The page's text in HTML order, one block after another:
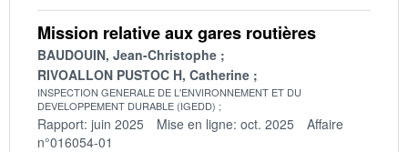
Mission relative aux gares routières
BAUDOUIN, Jean-Christophe
RIVOALLON PUSTOC H, Catherine
INSPECTION GENERALE DE L'ENVIRONNEMENT ET DU
DEVELOPPEMENT DURABLE (IGEDD)
Rapport: juin 2025 Mise en ligne: oct. 2025
Affaire
n°016054-01